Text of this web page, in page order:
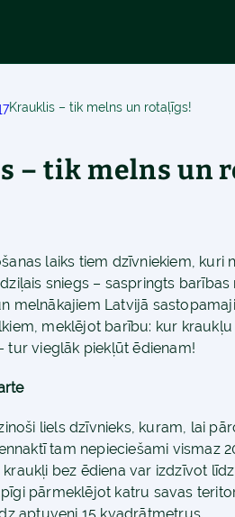
Krauklis – tik melns un rotaļīgs!
– tik melns un
laiks tiem dzīvniekiem, kuri
sniegs – saspringts
melnākajiem Latvijā
meklējot barību: kur
tur vieglāk piekļūt ēdienam!
liels dzīvnieks, kuram, lai
tam nepieciešami vismaz
bez ēdiena var izdzīvot
pārmeklējot katru savas